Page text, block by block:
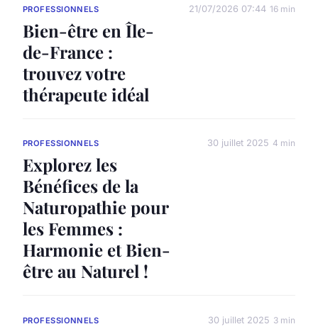
PROFESSIONNELS
Bien-être en Île-
de-France :
trouvez votre
thérapeute idéal
21/07/2026 07:44 16 min
PROFESSIONNELS
Explorez les
Bénéfices de la
Naturopathie pour
les Femmes :
Harmonie et Bien-
être au Naturel !
30 juillet 2025 4 min
PROFESSIONNELS 30 juillet 2025 3 min